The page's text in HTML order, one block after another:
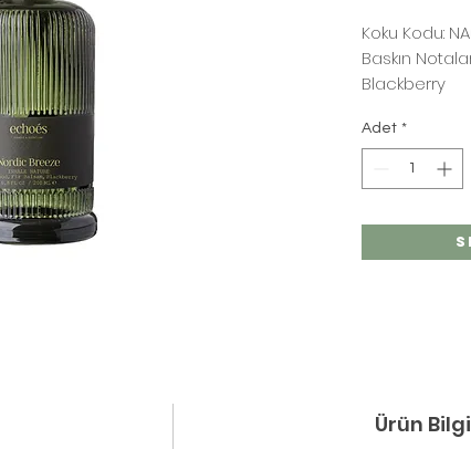
Koku Kodu:
Baskın
Blackberry
Adet *
Ürün